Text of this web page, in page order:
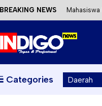
BREAKING NEWS
Satu DPO
Kecewa
Categories Daerah